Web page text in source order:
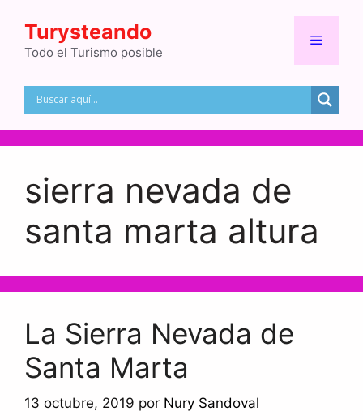
contenido
Turysteando
Todo el Turismo posible
Menú
sierra nevada de
santa marta altura
La Sierra Nevada de
Santa Marta
13 octubre, 2019 por Nury Sandoval